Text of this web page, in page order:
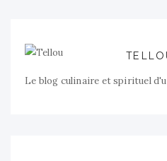
Le blog culinaire et spirituel